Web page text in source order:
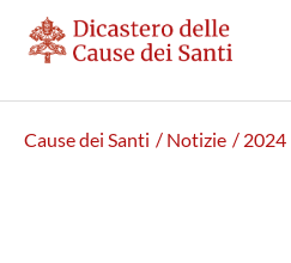
Cause dei Santi / Notizie / 2024